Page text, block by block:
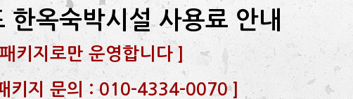
한옥숙박시설 사용료 안내
키지로만 운영합니다]
키지 문의 : 010-4334-0070]